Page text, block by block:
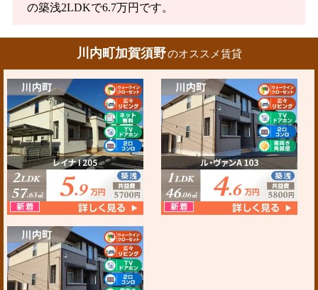
の築浅2LDKで6.7万円です。
川内町加賀須野のオススメ賃貸